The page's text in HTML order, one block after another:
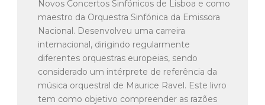
Novos Concertos Sinfónicos de Lisboa e como
maestro da Orquestra Sinfónica da Emissora
Nacional. Desenvolveu uma carreira
internacional, dirigindo regularmente
diferentes orquestras europeias, sendo
considerado um intérprete de referência da
música orquestral de Maurice Ravel. Este livro
tem como objetivo compreender as razões